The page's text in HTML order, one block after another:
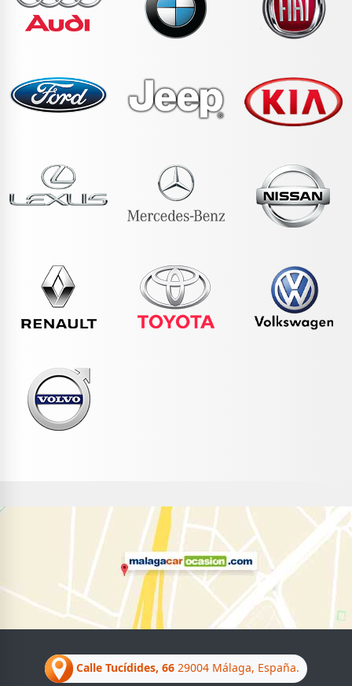
Calle Tucídides, 66 29004 Málaga, España.